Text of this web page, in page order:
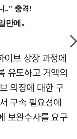
이브 상장 과정에
유도하고 거액의
의장에 대한 구
구속 필요성에
보완수사를 요구